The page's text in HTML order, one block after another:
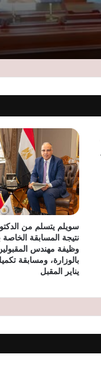
ارتفاع صافي الأصول الأجنبية
المصرفي إلى 1.378
يونيو
أسعار الدولار تتراجع مجددًا
ضغوط الإنتاج
البنك المركزي المصري يطلق
الإلكترونية للجنة الاستقرار
لتعزيز التعاون القاري
سويلم يتسلم من
وظيفة مهندس المقبولين
بالوزارة، ومسابقة
يناير المقبل